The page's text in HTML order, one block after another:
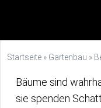
Startseite » Gartenbau »
Bäume sind
sie spenden